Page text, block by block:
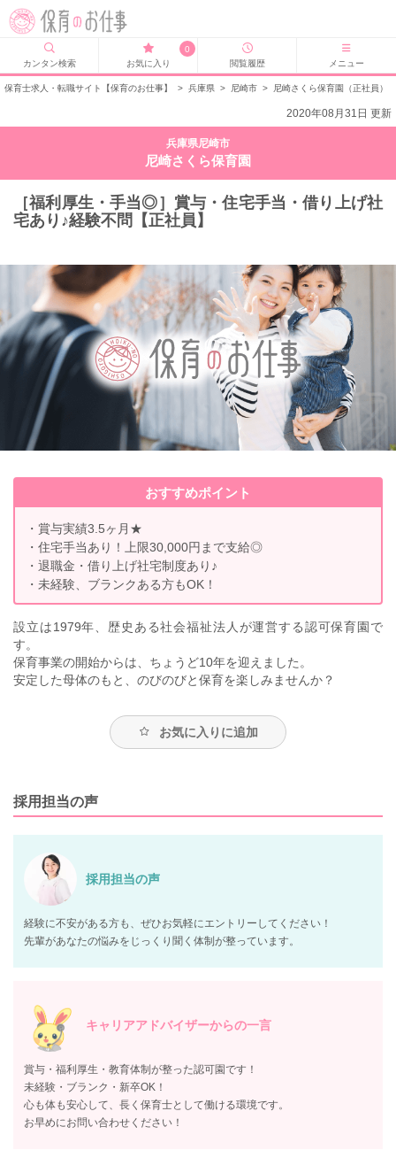
カンタン検索
0
お気に入り
閲覧履歴 メニュー
保育士求人・転職サイト【保育のお仕事】 > 兵庫県 > 尼崎市 > 尼崎さくら保育園（正社員）
2020年08月31日 更新
兵庫県尼崎市
尼崎さくら保育園
［福利厚生・手当◎］賞与・住宅手当・借り上げ社
宅あり♪経験不問【正社員】
おすすめポイント
・賞与実績3.5ヶ月★
・住宅手当あり！上限30,000円まで支給◎
・退職金・借り上げ社宅制度あり♪
・未経験、ブランクある方もOK！
設立は1979年、歴史ある社会福祉法人が運営する認可保育園で
す。
保育事業の開始からは、ちょうど10年を迎えました。
安定した母体のもと、のびのびと保育を楽しみませんか？
お気に入りに追加
採用担当の声
採用担当の声
経験に不安がある方も、ぜひお気軽にエントリーしてください！
先輩があなたの悩みをじっくり聞く体制が整っています。
キャリアアドバイザーからの一言
賞与・福利厚生・教育体制が整った認可園です！
未経験・ブランク・新卒OK！
心も体も安心して、長く保育士として働ける環境です。
お早めにお問い合わせください！